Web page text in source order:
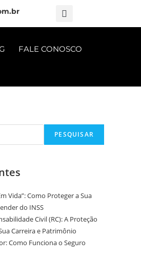
FALE CONOSCO
PESQUISAR
Vida”: Como Proteger a Sua
do INSS
Civil (RC): A Proteção
Carreira e Patrimônio
Como Funciona o Seguro